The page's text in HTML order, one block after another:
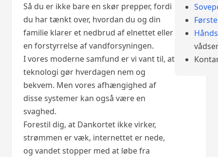
Så du er ikke bare en skør prepper, fordi
du har tænkt over, hvordan du og din
familie klarer et nedbrud af elnettet eller
en forstyrrelse af vandforsyningen.
I vores moderne samfund er vi vant til, at
teknologi gør hverdagen nem og
bekvem. Men vores afhængighed af
disse systemer kan også være en
svaghed.
Forestil dig, at Dankortet ikke virker,
strømmen er væk, internettet er nede,
og vandet stopper med at løbe fra